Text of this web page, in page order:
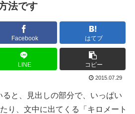
法です
Facebook はてブ
LINE コピー
2015.07.29
と、見出しの部分で、いっぱい
り、文中に出てくる「キロメート